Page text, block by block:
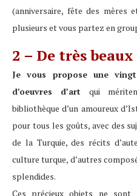
(anniversaire, fête des mères
plusieurs et vous partez en
2 – De très
Je vous propose une
d’oeuvres d’art qui
bibliothèque d’un amoureux
pour tous les goûts, avec des
de la Turquie, des récits
culture turque, d’autres
splendides.
Ces précieux objets ne